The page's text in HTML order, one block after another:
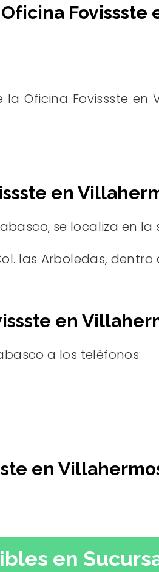
Fovissste
Oficina Fovissste en
en
se localiza en
las Arboledas, dentro
en
a los teléfonos:
en
en